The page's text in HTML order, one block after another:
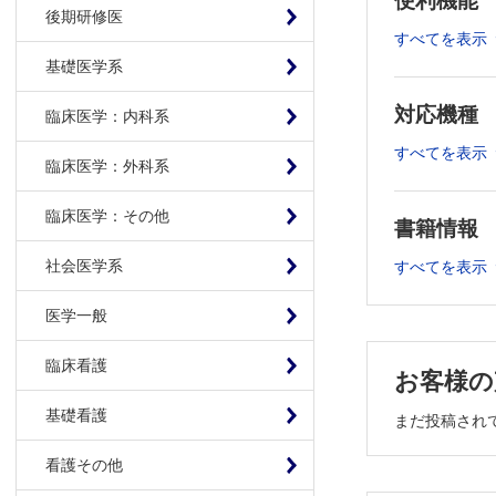
後期研修医
基礎医学系
臨床医学：内科系
臨床医学：外科系
臨床医学：その他
社会医学系
医学一般
臨床看護
基礎看護
看護その他
6. 内分泌
9. 腎臓オル
10. 三次元
12. 免疫系
第2章 オル
1. En
4. CRISPR
5. エピゲ
6. イメージ
林田 哲
すべてを表示
対応機種
すべてを表示
書籍情報
すべてを表示
お客様
まだ投稿され